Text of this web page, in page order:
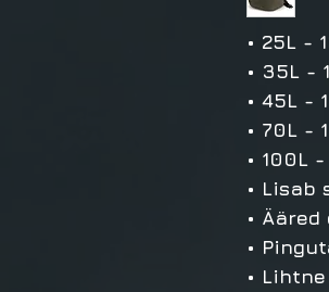
• 25L -
• 35L -
• 45L -
• 70L -
• 100L
• Lisab
•
•
•